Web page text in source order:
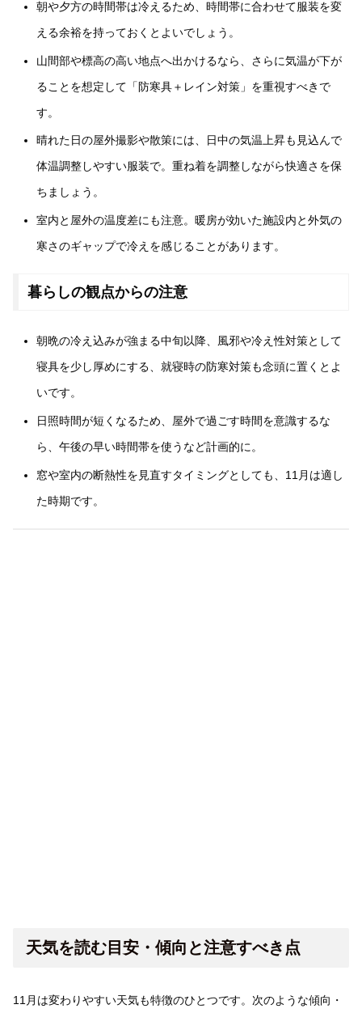
朝や夕方の時間帯は冷えるため、時間帯に合わせて服装を変
える余裕を持っておくとよいでしょう。
山間部や標高の高い地点へ出かけるなら、さらに気温が下が
ることを想定して「防寒具＋レイン対策」を重視すべきで
す。
晴れた日の屋外撮影や散策には、日中の気温上昇も見込んで
体温調整しやすい服装で。重ね着を調整しながら快適さを保
ちましょう。
室内と屋外の温度差にも注意。暖房が効いた施設内と外気の
寒さのギャップで冷えを感じることがあります。
暮らしの観点からの注意
朝晩の冷え込みが強まる中旬以降、風邪や冷え性対策として
寝具を少し厚めにする、就寝時の防寒対策も念頭に置くとよ
いです。
日照時間が短くなるため、屋外で過ごす時間を意識するな
ら、午後の早い時間帯を使うなど計画的に。
窓や室内の断熱性を見直すタイミングとしても、11月は適し
た時期です。
天気を読む目安・傾向と注意すべき点
11月は変わりやすい天気も特徴のひとつです。次のような傾向・